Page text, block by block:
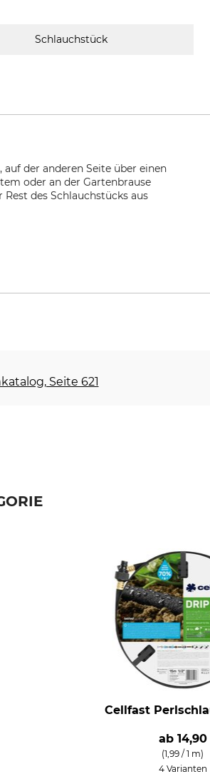
Schlauchstück
der anderen Seite über einen
oder an der Gartenbrause
des Schlauchstücks aus
Seite 621
Cellfast
ab 14,90
(1,99 / 1 m)
4 Varianten